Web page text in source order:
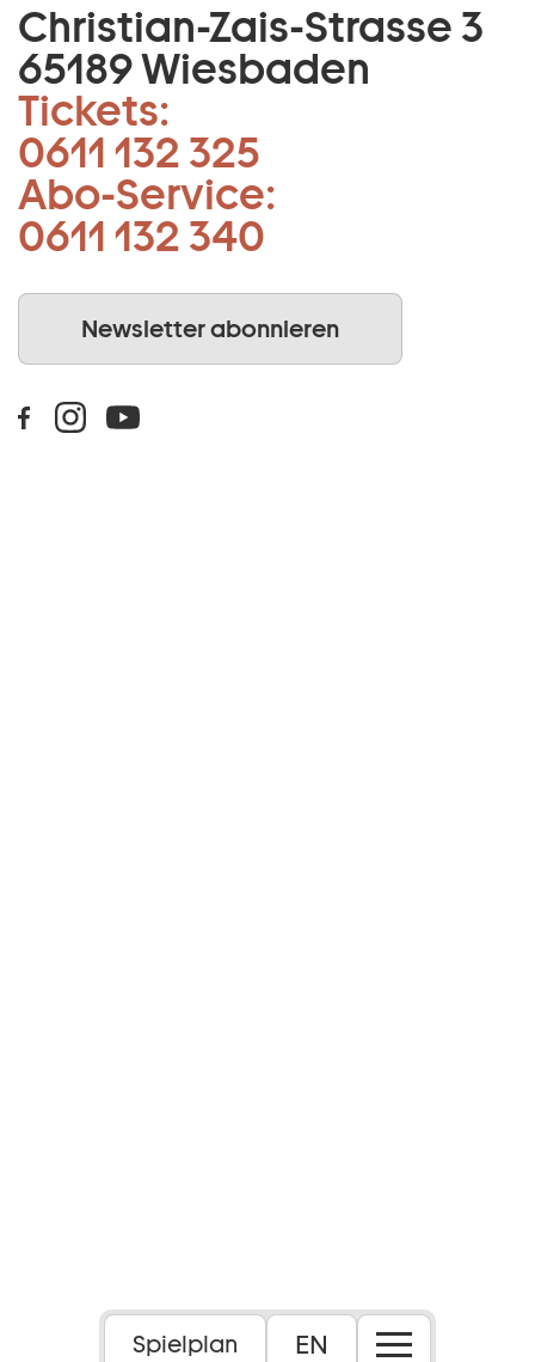
Spielplan EN
Christian-Zais-Strasse 3
65189 Wiesbaden
Tickets:
0611 132 325
Abo-Service:
0611 132 340
Newsletter abonnieren